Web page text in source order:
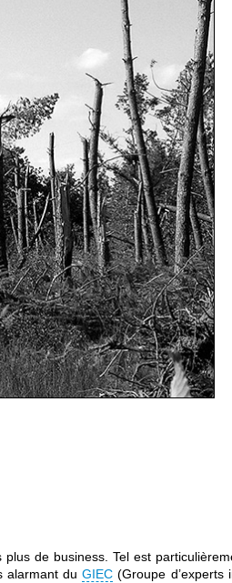
de business. Tel est
alarmant duGIEC (Groupe d’experts